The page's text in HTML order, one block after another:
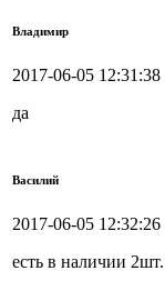
Владимир
2017-06-05 12:31:38
да
Василий
2017-06-05 12:32:26
есть в наличии 2шт.